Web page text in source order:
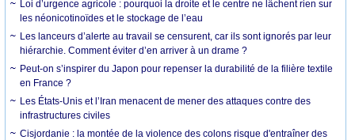
Loi d’urgence agricole : pourquoi la droite et le centre ne lâchent rien sur
les néonicotinoïdes et le stockage de l’eau
Les lanceurs d’alerte au travail se censurent, car ils sont ignorés par leur
hiérarchie. Comment éviter d’en arriver à un drame ?
Peut-on s’inspirer du Japon pour repenser la durabilité de la filière textile
en France ?
Les États-Unis et l’Iran menacent de mener des attaques contre des
infrastructures civiles
Cisjordanie : la montée de la violence des colons risque d'entraîner des